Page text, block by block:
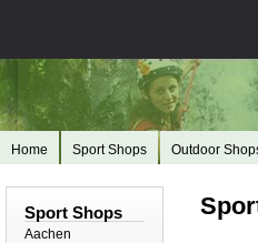
Home Sport Shops Outdoor
Sport Shops
Aachen